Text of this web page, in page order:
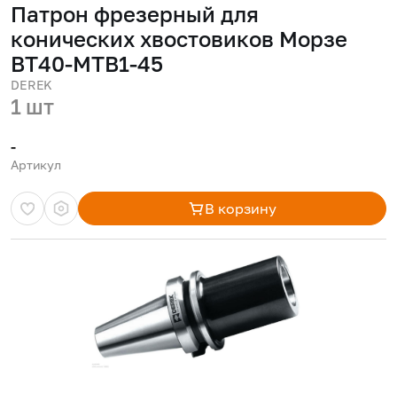
Патрон фрезерный для
конических хвостовиков Морзе
BT40-MTB1-45
DEREK
1 шт
-
Артикул
В корзину